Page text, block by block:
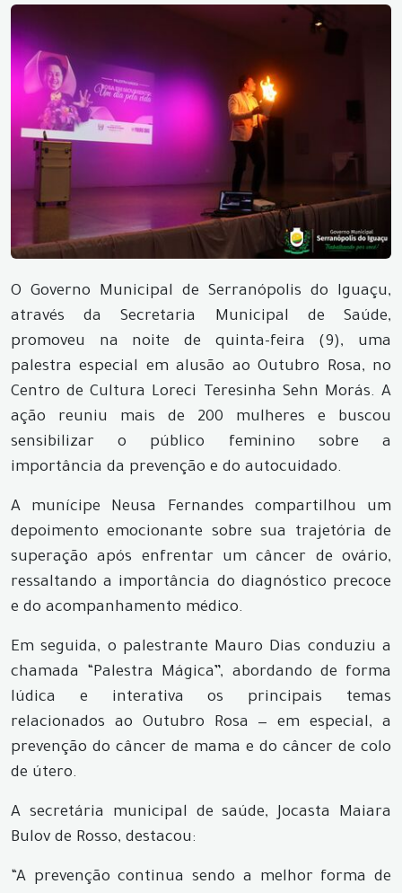
O Governo Municipal de Serranópolis do Iguaçu,
através da Secretaria Municipal de Saúde,
promoveu na noite de quinta-feira (9), uma
palestra especial em alusão ao Outubro Rosa, no
Centro de Cultura Loreci Teresinha Sehn Morás. A
ação reuniu mais de 200 mulheres e buscou
sensibilizar o público feminino sobre a
importância da prevenção e do autocuidado.
A munícipe Neusa Fernandes compartilhou um
depoimento emocionante sobre sua trajetória de
superação após enfrentar um câncer de ovário,
ressaltando a importância do diagnóstico precoce
e do acompanhamento médico.
Em seguida, o palestrante Mauro Dias conduziu a
chamada “Palestra Mágica”, abordando de forma
lúdica e interativa os principais temas
relacionados ao Outubro Rosa — em especial, a
prevenção do câncer de mama e do câncer de colo
de útero.
A secretária municipal de saúde, Jocasta Maiara
Bulov de Rosso, destacou:
“A prevenção continua sendo a melhor forma de